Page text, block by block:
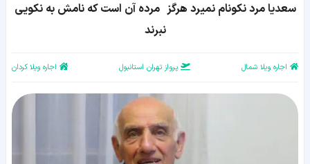
سعدیا مرد نکونام نمیرد هرگز مرده آن است که نامش به نکویی
نبرند
اجاره ویلا شمال پرواز تهران استانبول اجاره ویلا کردان